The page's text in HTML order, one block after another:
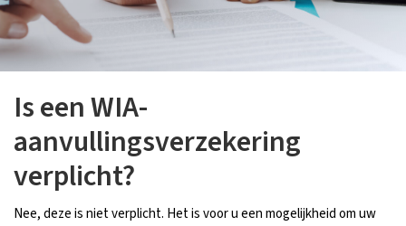
Is een WIA-
aanvullingsverzekering
verplicht?
Nee, deze is niet verplicht. Het is voor u een mogelijkheid om uw